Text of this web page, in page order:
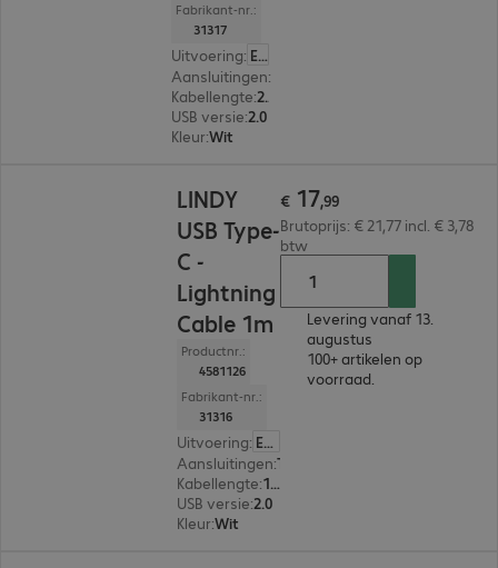
Fabrikant-nr.:
31317
Uitvoering: Europa
Aansluitingen:
Kabellengte: 2 m
USB versie:2.0
Kleur:Wit
LINDY
USB Type-
C -
Lightning
Cable 1m
Productnr.:
4581126
Fabrikant-nr.:
31316
Uitvoering: Europa
Aansluitingen:
Kabellengte: 1 m
USB versie:2.0
Kleur:Wit
€ 17,99
Brutoprijs: € 21,77 incl. € 3,78
btw
Levering vanaf 13.
augustus
100+ artikelen op
voorraad.